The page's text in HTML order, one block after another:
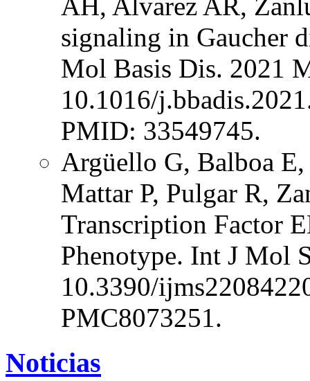
AH, Alvarez AR,
signaling in Gaucher
Mol Basis Dis. 2021
10.1016/
PMID: 33549745.
Argüello G, Balboa E,
Mattar P, Pulgar R,
Transcription Factor
Phenotype. Int J Mol
10.3390/
PMC8073251.
Noticias